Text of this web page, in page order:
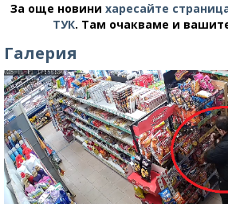
За още новини харесайте
ТУК. Там очакваме и
Галерия